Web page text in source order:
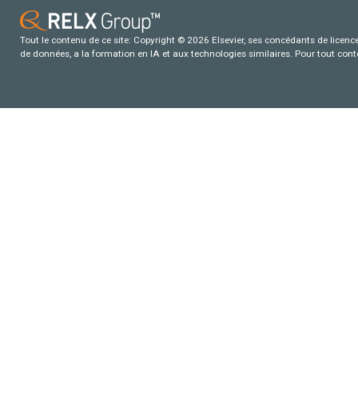
Tout le contenu de ce site: Copyright © 2026 Elsevier, ses concédants de
de données, a la formation en IA et aux technologies similaires. Pour tout